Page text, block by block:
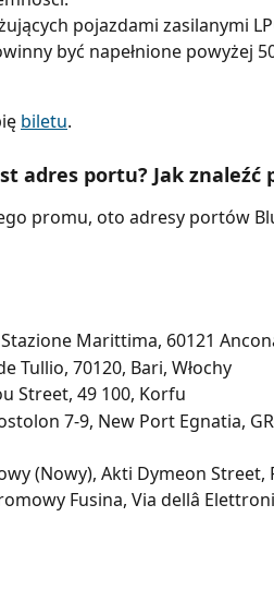
pojazdami zasilanymi
być napełnione powyżej
biletu.
adres portu? Jak znaleźć
promu, oto adresy portów
Marittima, 60121
Tullio, 70120, Bari, Włochy
Street, 49 100, Korfu
7-9, New Port Egnatia,
(Nowy), Akti Dymeon Street,
Fusina, Via dellâ